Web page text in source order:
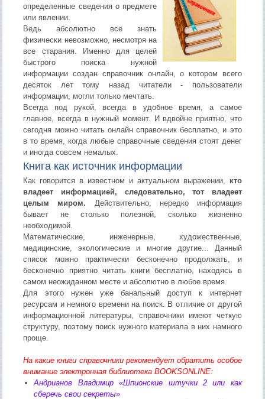
определенные сведения о предмете
или явлении.
Ведь абсолютно все знать
физически невозможно, несмотря на
все старания. Именно для целей
быстрого поиска нужной
информации создан справочник онлайн, о котором всего
десяток лет тому назад читатели - пользователи
информации, могли только мечтать.
Всегда под рукой, всегда в удобное время, а самое
главное, всегда в нужный момент. И вдвойне приятно, что
сегодня можно читать онлайн справочник бесплатно, и это
в то время, когда любые справочные сведения стоят денег
и иногда совсем немалых.
Книга как источник информации
Как говорится в известном и актуальном выражении,
кто
владеет информацией, следовательно, тот владеет
целым миром. Действительно, нередко информация
бывает не столько полезной, сколько жизненно
необходимой.
Математические, инженерные, художественные,
медицинские, экологические и многие другие... Данный
список можно практически бесконечно продолжать, и
бесконечно приятно читать книги бесплатно, находясь в
самом неожиданном месте и абсолютно в любое время.
Для этого нужен уже банальный доступ к интернет
ресурсам и немного времени на поиск. В отличие от другой
информационной литературы, справочники имеют четкую
структуру, поэтому поиск нужного материала в них намного
проще.
На какие книги cправочники рекомендует обратить особое
внимание электронная библиотека BOOKSONLINE:
Андрианов Владимир «Шпионские штучки 2 или как
сберечь свои секреты»